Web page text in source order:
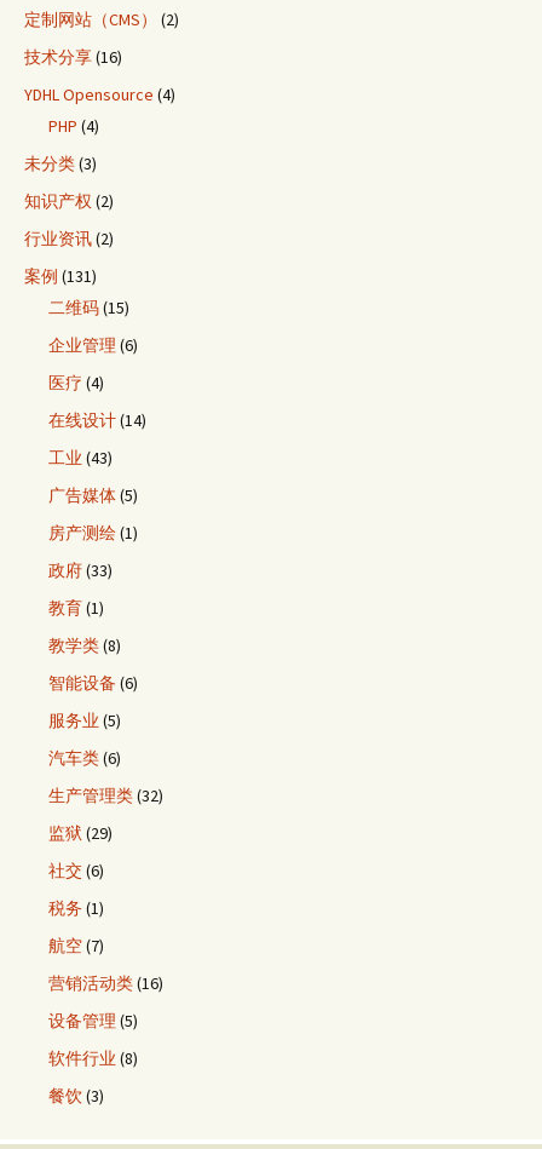
定制网站（CMS）
(2)
技术分享(16)
YDHL Opensource (4)
PHP (4)
未分类(3)
知识产权 (2)
行业资讯(2)
案例 (131)
二维码(15)
企业管理 (6)
医疗 (4)
在线设计(14)
工业 (43)
广告媒体(5)
房产测绘(1)
政府(33)
教育(1)
教学类(8)
智能设备 (6)
服务业 (5)
汽车类(6)
生产管理类(32)
监狱 (29)
社交(6)
税务 (1)
航空(7)
营销活动类(16)
设备管理 (5)
软件行业 (8)
餐饮(3)